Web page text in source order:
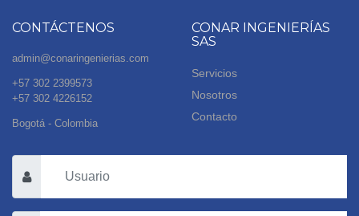
CONTÁCTENOS
admin@conaringenierias.com
+57 302 2399573
+57 302 4226152
Bogotá - Colombia
CONAR INGENIERÍAS
SAS
Servicios
Nosotros
Contacto